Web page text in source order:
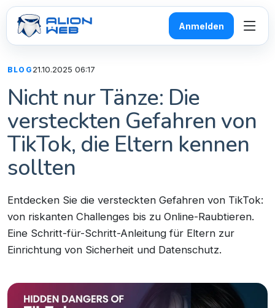
Anmelden
BLOG 21.10.2025 06:17
Nicht nur Tänze: Die
versteckten Gefahren von
TikTok, die Eltern kennen
sollten
Entdecken Sie die versteckten Gefahren von TikTok:
von riskanten Challenges bis zu Online-Raubtieren.
Eine Schritt-für-Schritt-Anleitung für Eltern zur
Einrichtung von Sicherheit und Datenschutz.